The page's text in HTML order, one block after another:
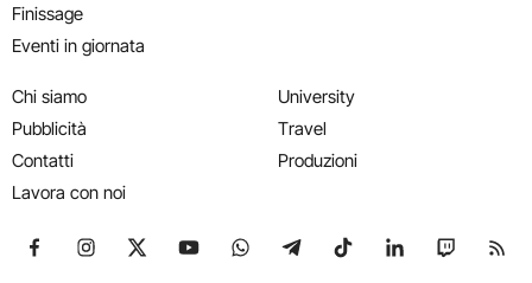
Finissage
Eventi in giornata
Chi siamo
Pubblicità
Contatti
Lavora con noi
University
Travel
Produzioni
Seguici su Facebook
Seguici su Instagram
Seguici su X
Seguici su YouTube
Seguici su WhatsApp
Seguici su Telegram
Seguici su TikTok
Seguici su
Seguici